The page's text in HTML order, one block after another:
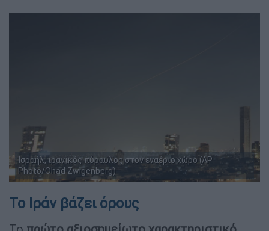
Ισραήλ, ιρανικός πύραυλος στον εναέριο χώρο (AP
Photo/Ohad Zwigenberg)
Το Ιράν βάζει όρους